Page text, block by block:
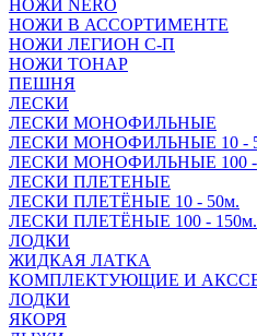
НОЖИ NERO
НОЖИ В АССОРТИМЕНТЕ
НОЖИ ЛЕГИОН С-П
НОЖИ ТОНАР
ПЕШНЯ
ЛЕСКИ
ЛЕСКИ МОНОФИЛЬНЫЕ
ЛЕСКИ МОНОФИЛЬНЫЕ 10 -
ЛЕСКИ МОНОФИЛЬНЫЕ 100 -
ЛЕСКИ ПЛЕТЕНЫЕ
ЛЕСКИ ПЛЕТЁНЫЕ 10 - 50м.
ЛЕСКИ ПЛЕТЁНЫЕ 100 - 150м.
ЛОДКИ
ЖИДКАЯ ЛАТКА
КОМПЛЕКТУЮЩИЕ И
ЛОДКИ
ЯКОРЯ